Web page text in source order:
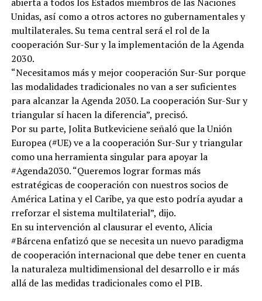
Unidas, así como a otros actores no gubernamentales y
multilaterales. Su tema central será el rol de la
cooperación Sur-Sur y la implementación de la Agenda
2030.
“Necesitamos más y mejor cooperación Sur-Sur porque
las modalidades tradicionales no van a ser suficientes
para alcanzar la Agenda 2030. La cooperación Sur-Sur y
triangular sí hacen la diferencia”, precisó.
Por su parte, Jolita Butkeviciene señaló que la Unión
Europea (#UE) ve a la cooperación Sur-Sur y triangular
como una herramienta singular para apoyar la
#Agenda2030. “Queremos lograr formas más
estratégicas de cooperación con nuestros socios de
América Latina y el Caribe, ya que esto podría ayudar a
rreforzar el sistema multilaterial”, dijo.
En su intervención al clausurar el evento, Alicia
#Bárcena enfatizó que se necesita un nuevo paradigma
de cooperación internacional que debe tener en cuenta
la naturaleza multidimensional del desarrollo e ir más
allá de las medidas tradicionales como el PIB.